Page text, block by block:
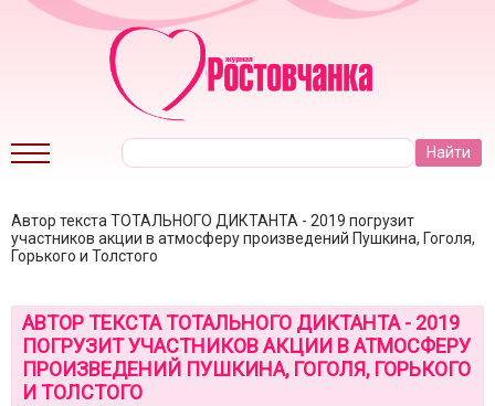
Автор текста ТОТАЛЬНОГО ДИКТАНТА - 2019 погрузит
участников акции в атмосферу произведений Пушкина, Гоголя,
Горького и Толстого
АВТОР ТЕКСТА ТОТАЛЬНОГО ДИКТАНТА - 2019
ПОГРУЗИТ УЧАСТНИКОВ АКЦИИ В АТМОСФЕРУ
ПРОИЗВЕДЕНИЙ ПУШКИНА, ГОГОЛЯ, ГОРЬКОГО
И ТОЛСТОГО